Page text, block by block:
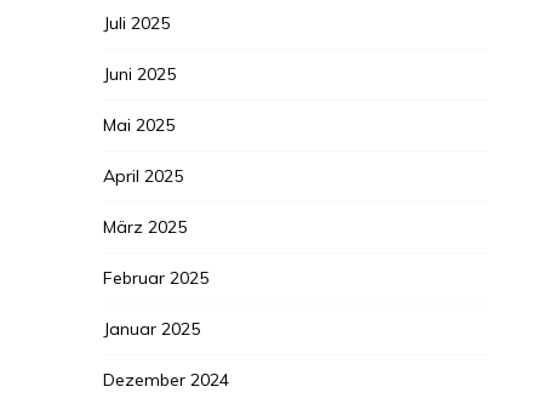
Juli 2025
Juni 2025
Mai 2025
April 2025
März 2025
Februar 2025
Januar 2025
Dezember 2024